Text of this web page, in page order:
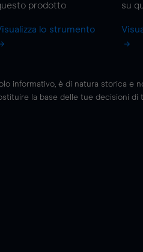
prodotto
lo strumento
su
informativo, è di natura storica e
la base delle tue decisioni di